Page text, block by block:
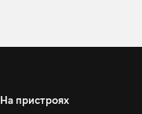
На пристроях